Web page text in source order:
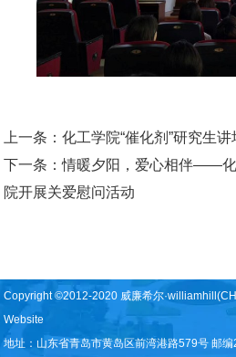
上一条：化工学院“催化剂”研究生
下一条：情暖夕阳，爱心相伴——
院开展关爱慰问活动
Copyright ©2012-2020 威廉希尔
Website
地址：山东省青岛市黄岛区前湾港路579号 邮